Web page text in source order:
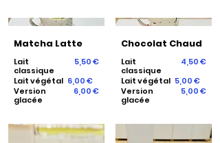
Matcha Latte
Lait
classique
5,50 €
Lait végétal 6,00 €
Version
glacée
6,00 €
Chocolat Chaud
Lait
classique
4,50 €
Lait végétal 5,00 €
Version
glacée
5,00 €